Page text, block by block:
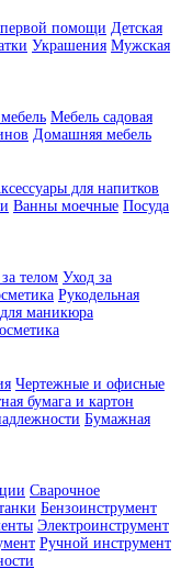
помощи Детская
Украшения Мужская
Мебель садовая
Домашняя мебель
для напитков
Ванны моечные Посуда
телом Уход за
Рукодельная
маникюра
Чертежные и офисные
бумага и картон
Бумажная
Сварочное
Бензоинструмент
Электроинструмент
Ручной инструмент